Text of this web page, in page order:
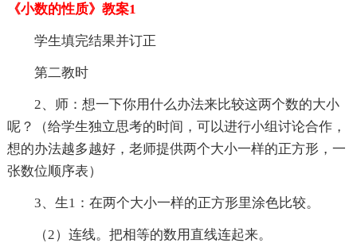
《小数的性质》教案1
学生填完结果并订正
第二教时
2、师：想一下你用什么办法来比较这两个数的大小
呢？（给学生独立思考的时间，可以进行小组讨论合作，
想的办法越多越好，老师提供两个大小一样的正方形，一
张数位顺序表）
3、生1：在两个大小一样的正方形里涂色比较。
（2）连线。把相等的数用直线连起来。